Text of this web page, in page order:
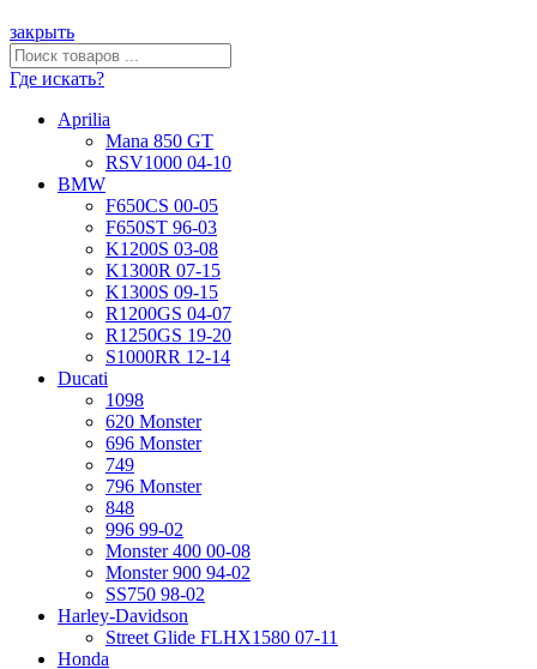
закрыть
Где искать?
Aprilia
Mana 850 GT
RSV1000 04-10
BMW
F650CS 00-05
F650ST 96-03
K1200S 03-08
K1300R 07-15
K1300S 09-15
R1200GS 04-07
R1250GS 19-20
S1000RR 12-14
Ducati
1098
620 Monster
696 Monster
749
796 Monster
848
996 99-02
Monster 400 00-08
Monster 900 94-02
SS750 98-02
Harley-Davidson
Street Glide FLHX1580 07-11
Honda